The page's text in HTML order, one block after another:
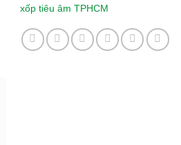
xốp tiêu âm TPHCM